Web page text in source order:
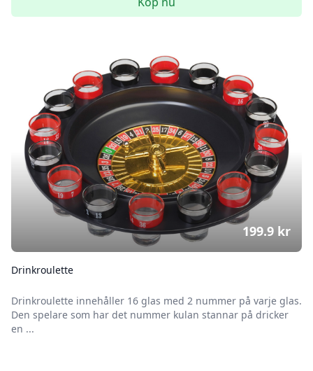
Drinkroulette
Drinkroulette innehåller 16 glas med 2 nummer på varje glas.
Den spelare som har det nummer kulan stannar på dricker
en ...
199.9 kr